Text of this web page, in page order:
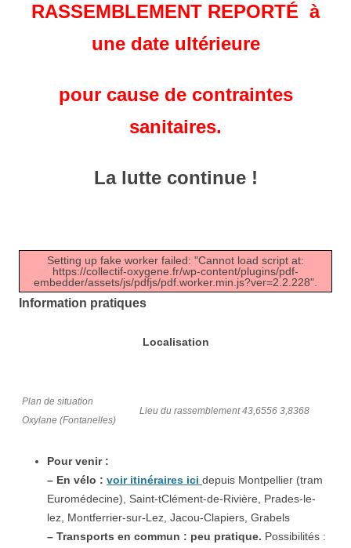
RASSEMBLEMENT REPORTÉ à
une date ultérieure
pour cause de contraintes
sanitaires.
La lutte continue !
Setting up fake worker failed: "Cannot load script at:
https://collectif-oxygene.fr/wp-content/plugins/pdf-
embedder/assets/js/pdfjs/pdf.worker.min.js?ver=2.2.228".
Information pratiques
Localisation
Lieu du rassemblement 43,6556 3,8368
Plan de situation
Oxylane (Fontanelles)
Pour venir :
– En vélo : voir itinéraires ici depuis Montpellier (tram
Euromédecine), Saint-tClément-de-Rivière, Prades-le-
lez, Montferrier-sur-Lez, Jacou-Clapiers, Grabels
– Transports en commun : peu pratique. Possibilités :